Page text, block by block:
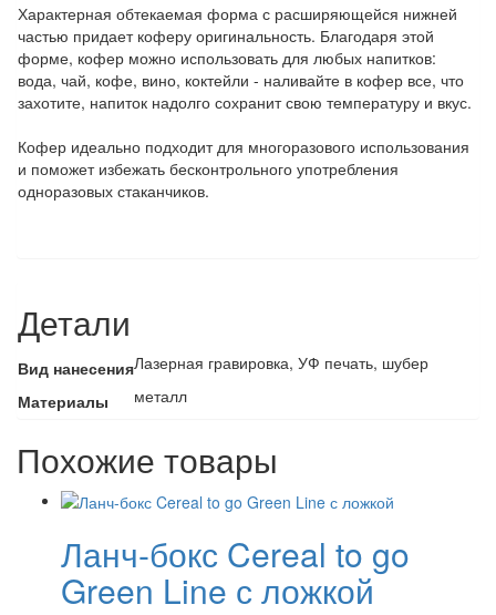
Характерная обтекаемая форма с расширяющейся нижней
частью придает коферу оригинальность. Благодаря этой
форме, кофер можно использовать для любых напитков:
вода, чай, кофе, вино, коктейли - наливайте в кофер все, что
захотите, напиток надолго сохранит свою температуру и вкус.
Кофер идеально подходит для многоразового использования
и поможет избежать бесконтрольного употребления
одноразовых стаканчиков.
Детали
Вид нанесенияЛазерная гравировка, УФ печать, шубер
Материалы
металл
Похожие товары
Ланч-бокс Cereal to go
Green Line с ложкой